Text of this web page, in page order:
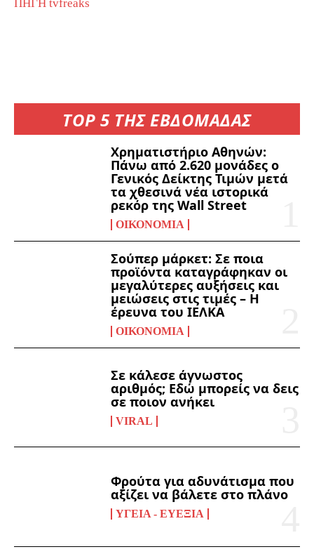
TOP 5 ΤΗΣ ΕΒΔΟΜΑΔΑΣ
Χρηματιστήριο Αθηνών:
Πάνω από 2.620 μονάδες ο
Γενικός Δείκτης Τιμών μετά
τα χθεσινά νέα ιστορικά
ρεκόρ της Wall Street
ΟΙΚΟΝΟΜΊΑ
Σούπερ μάρκετ: Σε ποια
προϊόντα καταγράφηκαν οι
μεγαλύτερες αυξήσεις και
μειώσεις στις τιμές – Η
έρευνα του ΙΕΛΚΑ
ΟΙΚΟΝΟΜΊΑ
Σε κάλεσε άγνωστος
αριθμός; Εδώ μπορείς να δεις
σε ποιον ανήκει
VIRAL
Φρούτα για αδυνάτισμα που
αξίζει να βάλετε στο πλάνο
ΥΓΕΊΑ - ΕΥΕΞΊΑ
ΠΗΓΗ tvfreaks